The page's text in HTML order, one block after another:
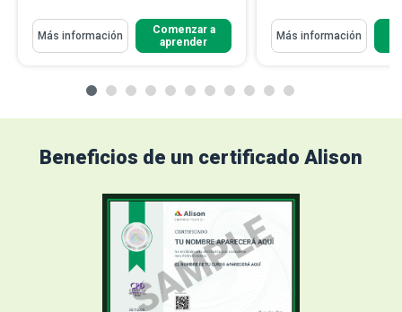
Más información
Comenzar a
aprender
Más información
Beneficios de un certificado Alison